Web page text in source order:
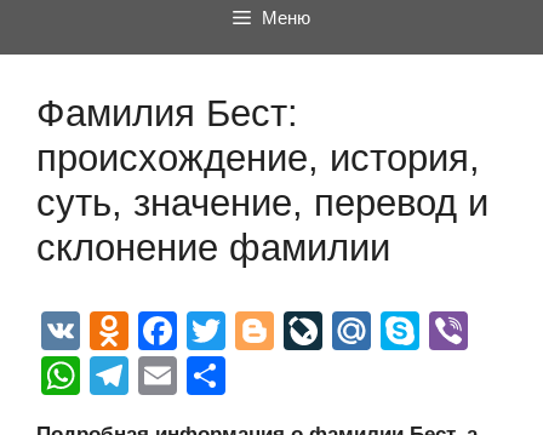
Меню
Фамилия Бест:
происхождение, история,
суть, значение, перевод и
склонение фамилии
V
K
O
d
n
F
a
c
T
Bl
Li
M
S
W
T
E